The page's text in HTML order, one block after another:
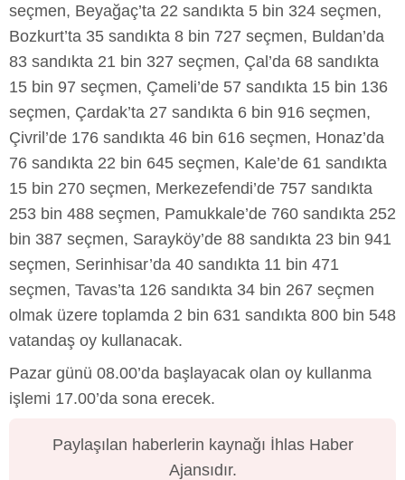
seçmen, Beyağaç’ta 22 sandıkta 5 bin 324 seçmen,
Bozkurt’ta 35 sandıkta 8 bin 727 seçmen, Buldan’da
83 sandıkta 21 bin 327 seçmen, Çal’da 68 sandıkta
15 bin 97 seçmen, Çameli’de 57 sandıkta 15 bin 136
seçmen, Çardak’ta 27 sandıkta 6 bin 916 seçmen,
Çivril’de 176 sandıkta 46 bin 616 seçmen, Honaz’da
76 sandıkta 22 bin 645 seçmen, Kale’de 61 sandıkta
15 bin 270 seçmen, Merkezefendi’de 757 sandıkta
253 bin 488 seçmen, Pamukkale’de 760 sandıkta 252
bin 387 seçmen, Sarayköy’de 88 sandıkta 23 bin 941
seçmen, Serinhisar’da 40 sandıkta 11 bin 471
seçmen, Tavas’ta 126 sandıkta 34 bin 267 seçmen
olmak üzere toplamda 2 bin 631 sandıkta 800 bin 548
vatandaş oy kullanacak.
Pazar günü 08.00’da başlayacak olan oy kullanma
işlemi 17.00’da sona erecek.
Paylaşılan haberlerin kaynağı İhlas Haber
Ajansıdır.